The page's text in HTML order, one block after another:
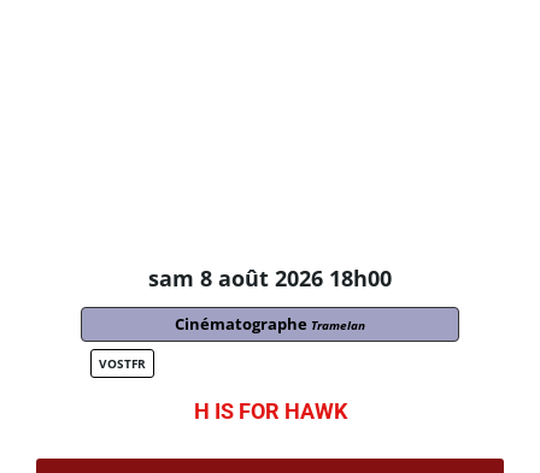
sam 8 août 2026 18h00
Cinématographe Tramelan
VOSTFR
H IS FOR HAWK